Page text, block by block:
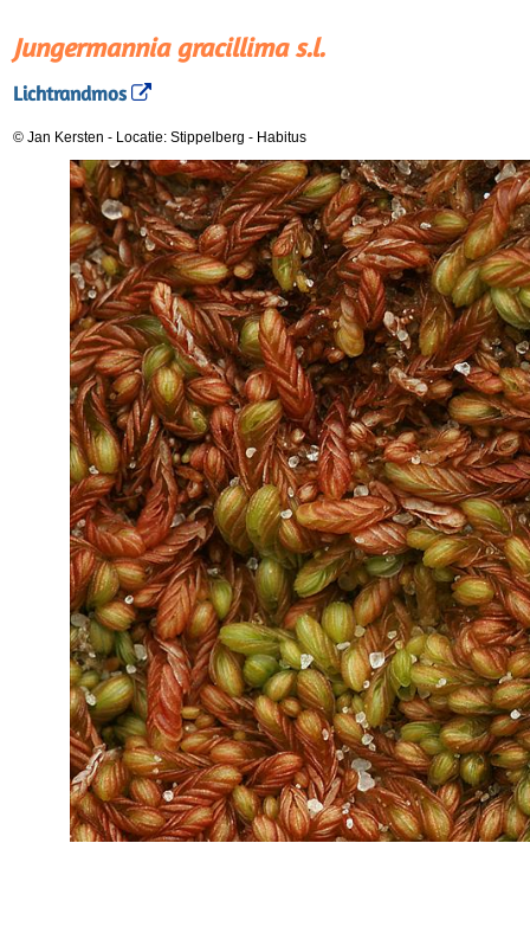
Jungermannia gracillima s.l.
Lichtrandmos
© Jan Kersten - Locatie: Stippelberg - Habitus